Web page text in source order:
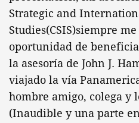
Strategic and
Studies(CSIS)siempre
oportunidad de
la asesoría de John J.
viajado la vía
hombre amigo, colega y
(Inaudible y una parte